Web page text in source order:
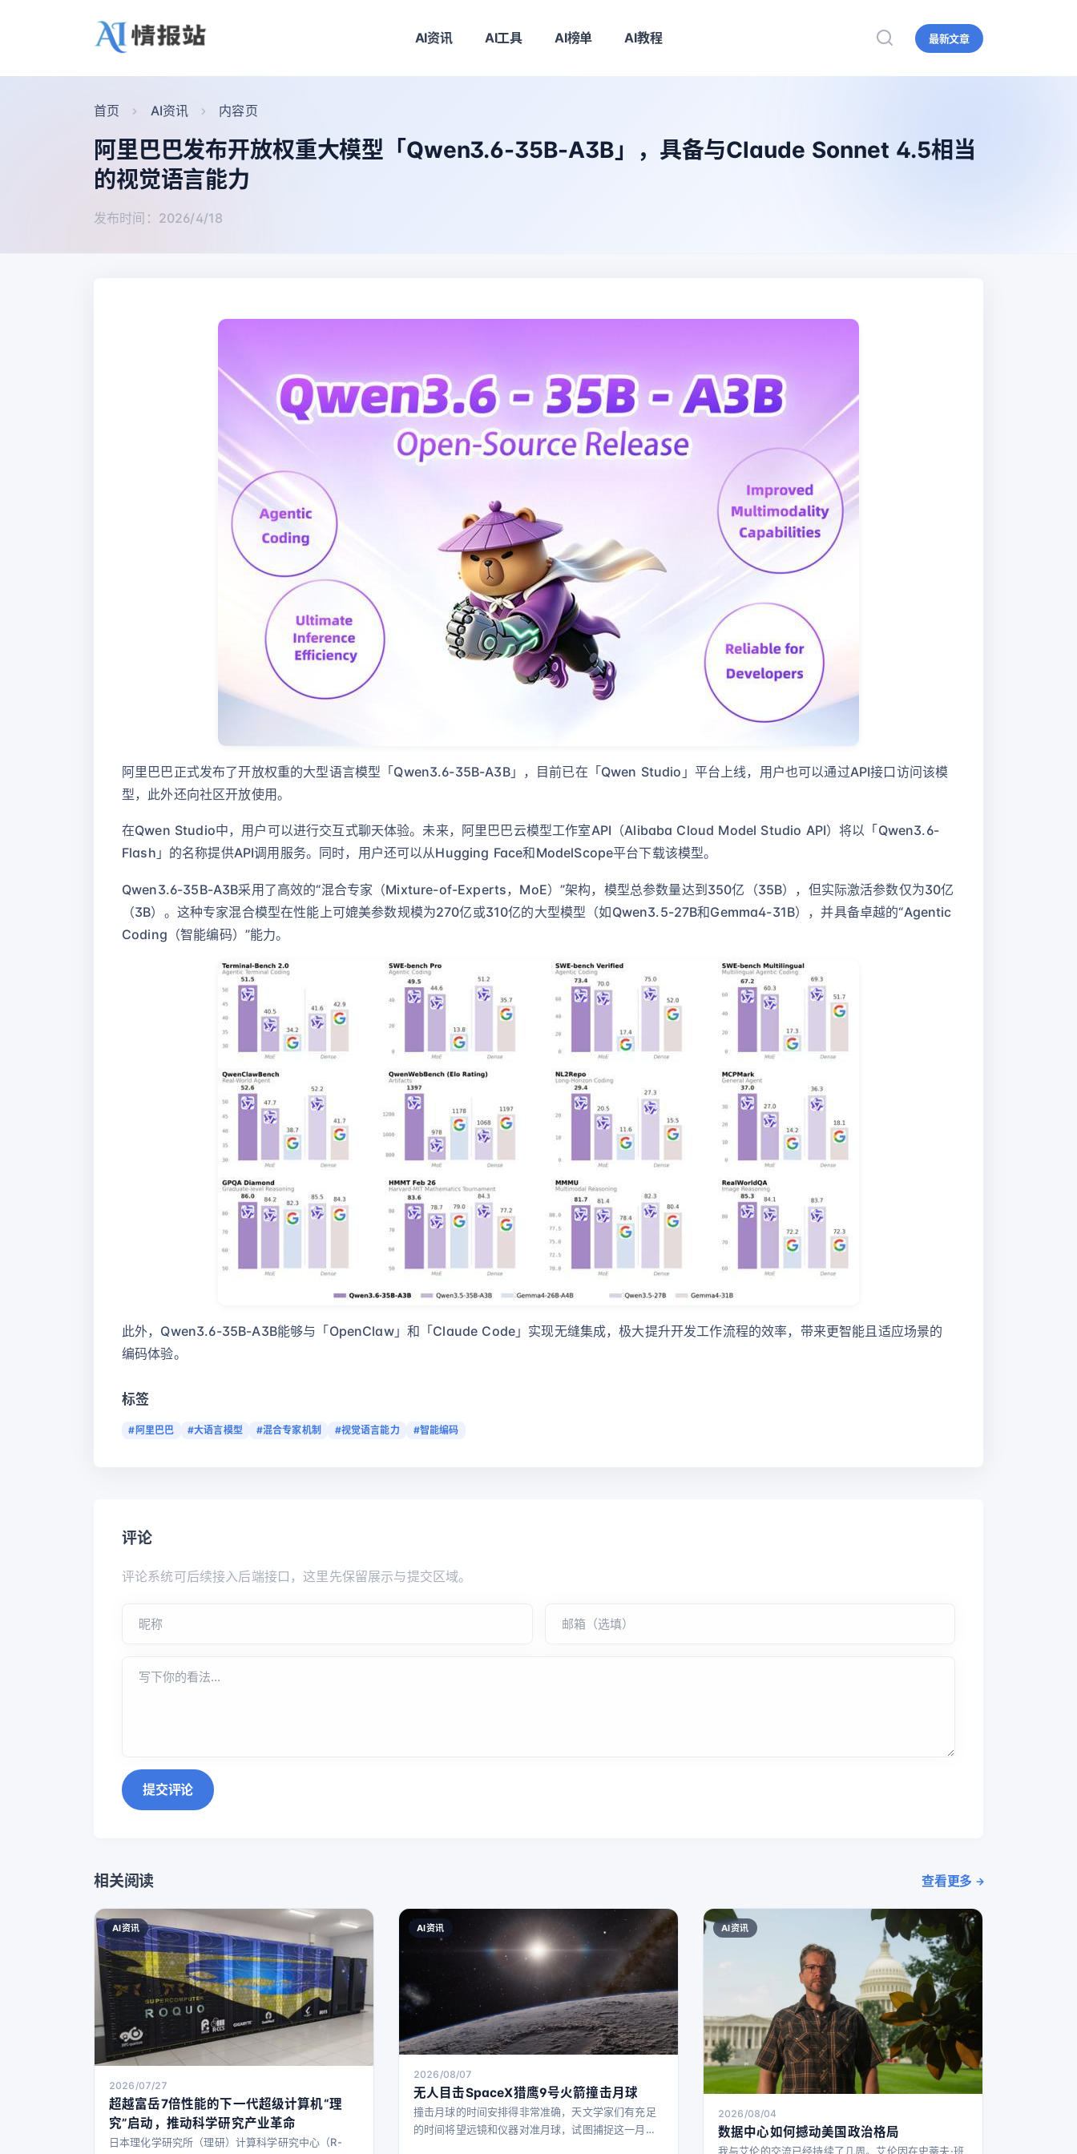
AI资讯 AI工具 AI榜单 AI教程 最新文章
首页 AI资讯 内容页
阿里巴巴发布开放权重大模型「Qwen3.6-35B-A3B」，具备与Claude Sonnet 4.5相当
的视觉语言能力
发布时间：2026/4/18
阿里巴巴正式发布了开放权重的大型语言模型「Qwen3.6-35B-A3B」，目前已在「Qwen Studio」平台上线，用户也可以通过API接口访问该模
型，此外还向社区开放使用。
在Qwen Studio中，用户可以进行交互式聊天体验。未来，阿里巴巴云模型工作室API（Alibaba Cloud Model Studio API）将以「Qwen3.6-
Flash」的名称提供API调用服务。同时，用户还可以从Hugging Face和ModelScope平台下载该模型。
Qwen3.6-35B-A3B采用了高效的“混合专家（Mixture-of-Experts，MoE）”架构，模型总参数量达到350亿（35B），但实际激活参数仅为30亿
（3B）。这种专家混合模型在性能上可媲美参数规模为270亿或310亿的大型模型（如Qwen3.5-27B和Gemma4-31B），并具备卓越的“Agentic
Coding（智能编码）”能力。
此外，Qwen3.6-35B-A3B能够与「OpenClaw」和「Claude Code」实现无缝集成，极大提升开发工作流程的效率，带来更智能且适应场景的
编码体验。
标签
#阿里巴巴 #大语言模型 #混合专家机制 #视觉语言能力 #智能编码
评论
评论系统可后续接入后端接口，这里先保留展示与提交区域。
提交评论
相关阅读 查看更多
AI资讯
2026/07/27
超越富岳7倍性能的下一代超级计算机“理
究”启动，推动科学研究产业革命
日本理化学研究所（理研）计算科学研究中心（R-
AI资讯
2026/08/07
无人目击SpaceX猎鹰9号火箭撞击月球
撞击月球的时间安排得非常准确，天文学家们有充足
的时间将望远镜和仪器对准月球，试图捕捉这一月球
AI资讯
2026/08/04
数据中心如何撼动美国政治格局
我与艾伦的交流已经持续了几周。艾伦因在史蒂夫·班